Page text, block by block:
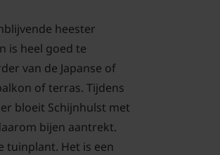
heester
is heel goed te
van de Japanse of
of terras. Tijdens
bloeit Schijnhulst met
bijen aantrekt.
tuinplant. Het is een